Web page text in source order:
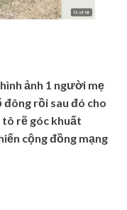
ảnh 1 người mẹ
đông rồi sau đó cho
rẽ góc khuất
cộng đồng mạng